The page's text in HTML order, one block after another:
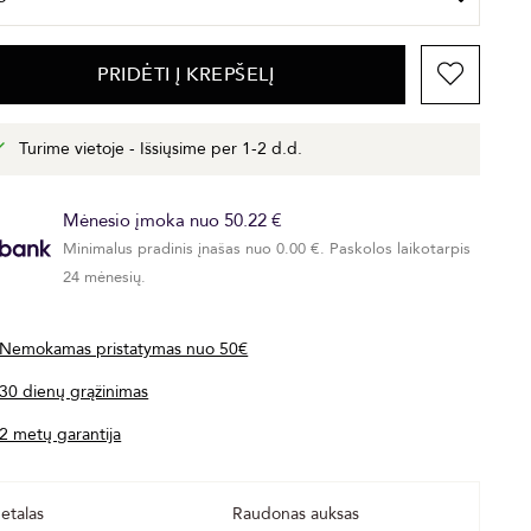
PRIDĖTI Į KREPŠELĮ
Turime vietoje - Išsiųsime per 1-2 d.d.
Mėnesio įmoka nuo 50.22 €
Minimalus pradinis įnašas nuo 0.00 €. Paskolos laikotarpis
24 mėnesių.
Nemokamas pristatymas nuo 50€
30 dienų grąžinimas
2 metų garantija
Raudonas auksas